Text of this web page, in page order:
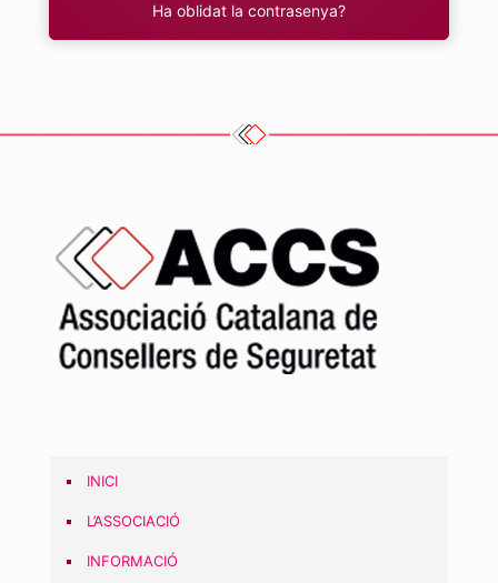
Ha oblidat la contrasenya?
INICI
L’ASSOCIACIÓ
INFORMACIÓ